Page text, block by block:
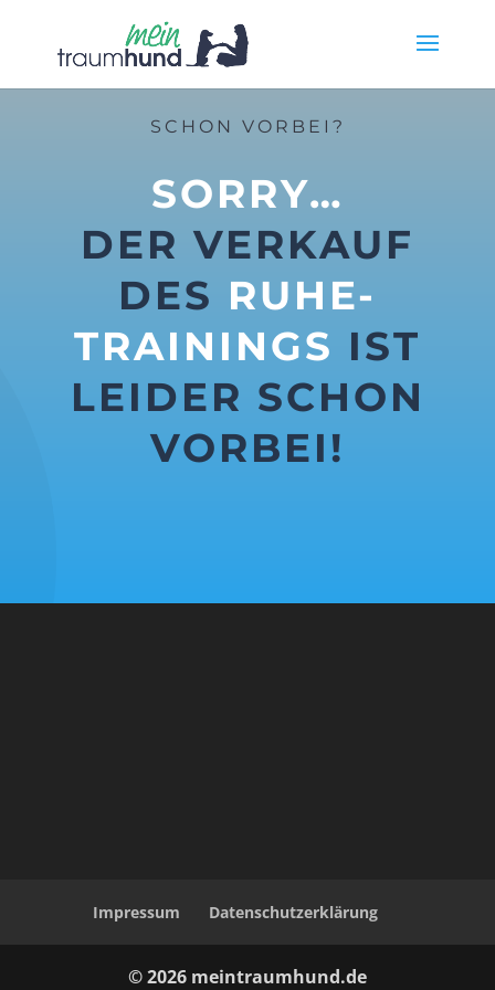
SCHON VORBEI?
SORRY…
DER VERKAUF
DES RUHE-
TRAININGS IST
LEIDER SCHON
VORBEI!
Impressum Datenschutzerklärung
© 2026 meintraumhund.de